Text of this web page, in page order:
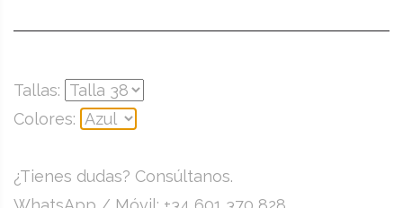
Tallas:
Colores:
¿Tienes dudas? Consúltanos.